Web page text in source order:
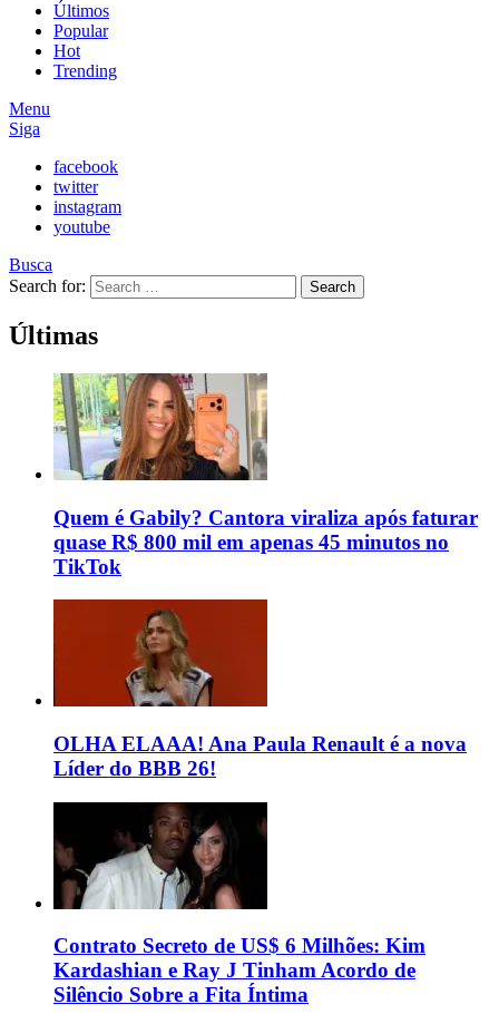
Últimos
Popular
Hot
Trending
Menu
Siga
facebook
twitter
instagram
youtube
Busca
Search for:
Search
Últimas
Quem é Gabily? Cantora viraliza após faturar
quase R$ 800 mil em apenas 45 minutos no
TikTok
OLHA ELAAA! Ana Paula Renault é a nova
Líder do BBB 26!
Contrato Secreto de US$ 6 Milhões: Kim
Kardashian e Ray J Tinham Acordo de
Silêncio Sobre a Fita Íntima